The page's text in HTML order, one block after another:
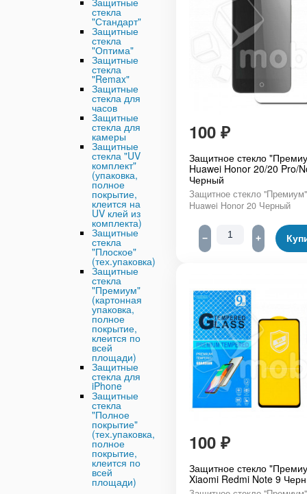
стекла
"Стандарт"
Защитные
стекла
"Оптима"
Защитные
стекла
"Remax"
Защитные
стекла для
часов
Защитные
стекла для
камеры
Защитные
стекла "UV
комплект"
(упаковка,
полное
покрытие,
клеится на
UV клей из
комплекта)
Защитные
стекла
"Плоское"
(тех.упаковка)
Защитные
стекла
"Премиум"
(картонная
упаковка,
полное
покрытие,
клеится по
всей
площади)
Защитные
стекла для
iPhone
Защитные
стекла
"Полное
покрытие"
(тех.упаковка,
полное
покрытие,
клеится по
всей
площади)
100 ₽
Защитное стекло
Huawei Honor 20/20 Pro/
Черный
Защитное стекло
Huawei Honor 20 Черный
− +
100 ₽
Защитное стекло
Xiaomi Redmi Note 9